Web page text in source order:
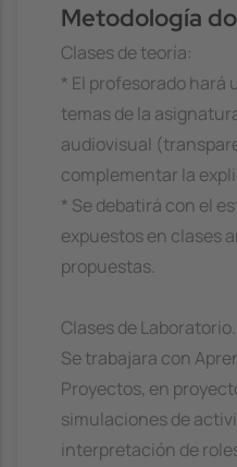
Metodología
Clases de teoría:
* El profesorado hará
temas de la
audiovisual
complementar la
* Se debatirá con el
expuestos en clases
propuestas.
Clases de Laboratorio.
Se trabajara con
Proyectos, en
simulaciones de
interpretación de